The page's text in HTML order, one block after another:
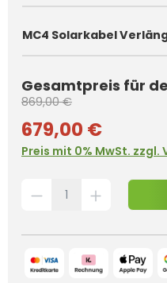
MC4 Solarkabel
Gesamtpreis für
869,00 €
679,00 €
Preis mit 0% MwSt. zzgl.